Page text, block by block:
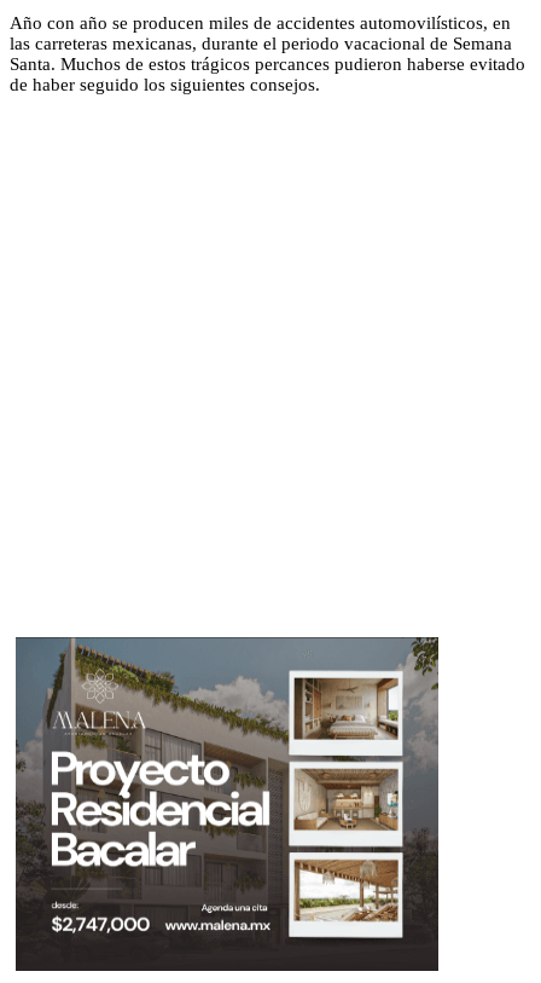
Año con año se producen miles de accidentes automovilísticos, en
las carreteras mexicanas, durante el periodo vacacional de Semana
Santa. Muchos de estos trágicos percances pudieron haberse evitado
de haber seguido los siguientes consejos.